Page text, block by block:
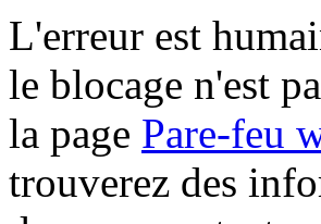
L'erreur est
le blocage n'est
la page Pare-feu
trouverez des